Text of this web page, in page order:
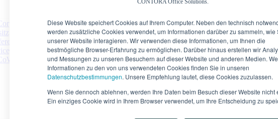
CONTORA Office Solutions.
Diese Website speichert Cookies auf Ihrem Computer. Neben den technisch
werden zusätzliche Cookies verwendet, um Informationen darüber zu sammeln, wie
unserer Website interagieren. Wir verwenden diese Informationen, um Ihnen die
bestmögliche Browser-Erfahrung zu ermöglichen. Darüber hinaus erstellen wir
und Messungen zu unseren Besuchern auf dieser Website und anderen Medien.
Informationen zu den von uns verwendeten Cookies finden Sie in unseren
Datenschutzbestimmungen. Unsere Empfehlung lautet, diese Cookies zuzulassen.
Wenn Sie dennoch ablehnen, werden Ihre Daten beim Besuch dieser Website nicht
Ein einziges Cookie wird in Ihrem Browser verwendet, um Ihre Entscheidung zu
Office, Executive CoWorking
Kanzleisitz
Besprechungen, Seminare, Videomeetings, Kreativraum, Private Lounge
Concierge Service, HighSpeed mit Fallback